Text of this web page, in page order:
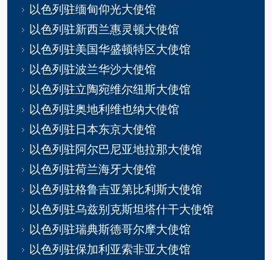
以色列驻缅甸仰光大使馆
以色列驻新西兰惠灵顿大使馆
以色列驻美国华盛顿特区大使馆
以色列驻波兰华沙大使馆
以色列驻立陶宛维尔纽斯大使馆
以色列驻奥地利维也纳大使馆
以色列驻日本东京大使馆
以色列驻阿尔巴尼亚地拉那大使馆
以色列驻荷兰海牙大使馆
以色列驻格鲁吉亚第比利斯大使馆
以色列驻乌兹别克斯坦塔什干大使馆
以色列驻瑞典斯德哥尔摩大使馆
以色列驻保加利亚索非亚大使馆